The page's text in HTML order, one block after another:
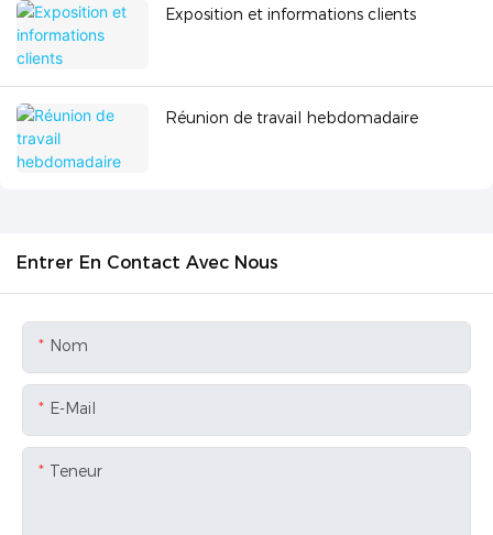
Exposition et informations clients
Réunion de travail hebdomadaire
Entrer En Contact Avec Nous
Nom
E-Mail
Teneur